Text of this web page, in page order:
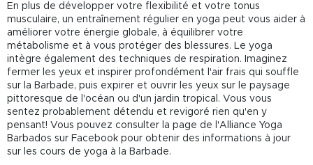
En plus de développer votre flexibilité et votre tonus
musculaire, un entraînement régulier en yoga peut vous aider à
améliorer votre énergie globale, à équilibrer votre
métabolisme et à vous protéger des blessures. Le yoga
intègre également des techniques de respiration. Imaginez
fermer les yeux et inspirer profondément l'air frais qui souffle
sur la Barbade, puis expirer et ouvrir les yeux sur le paysage
pittoresque de l'océan ou d'un jardin tropical. Vous vous
sentez probablement détendu et revigoré rien qu'en y
pensant! Vous pouvez consulter la page de l'Alliance Yoga
Barbados sur Facebook pour obtenir des informations à jour
sur les cours de yoga à la Barbade.